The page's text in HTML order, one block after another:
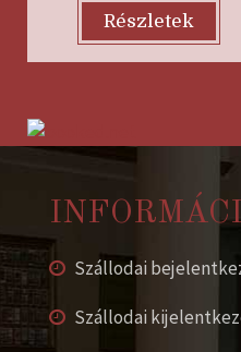
Részletek
Szállodai
Szállodai